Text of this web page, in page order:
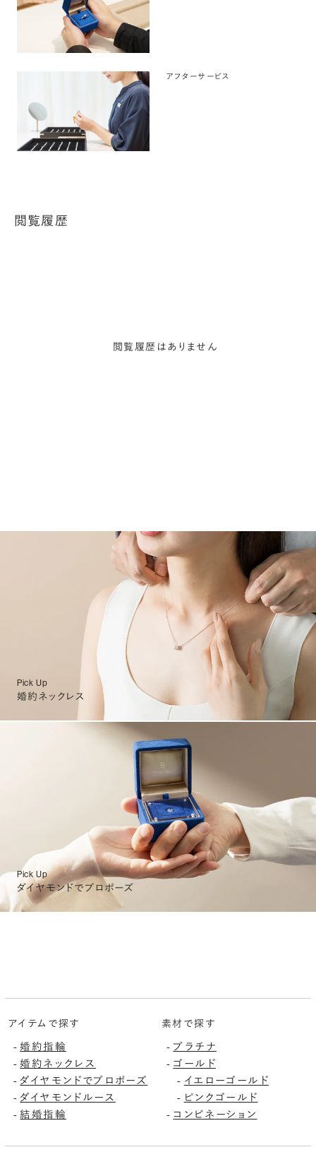
アフターサービス
閲覧履歴
閲覧履歴はありません
Pick Up
婚約ネックレス
Pick Up
ダイヤモンドでプロポーズ
アイテムで探す
-婚約指輪
-婚約ネックレス
-ダイヤモンドでプロポーズ
-ダイヤモンドルース
-結婚指輪
素材で探す
- プラチナ
- ゴールド
- イエローゴールド
- ピンクゴールド
- コンビネーション